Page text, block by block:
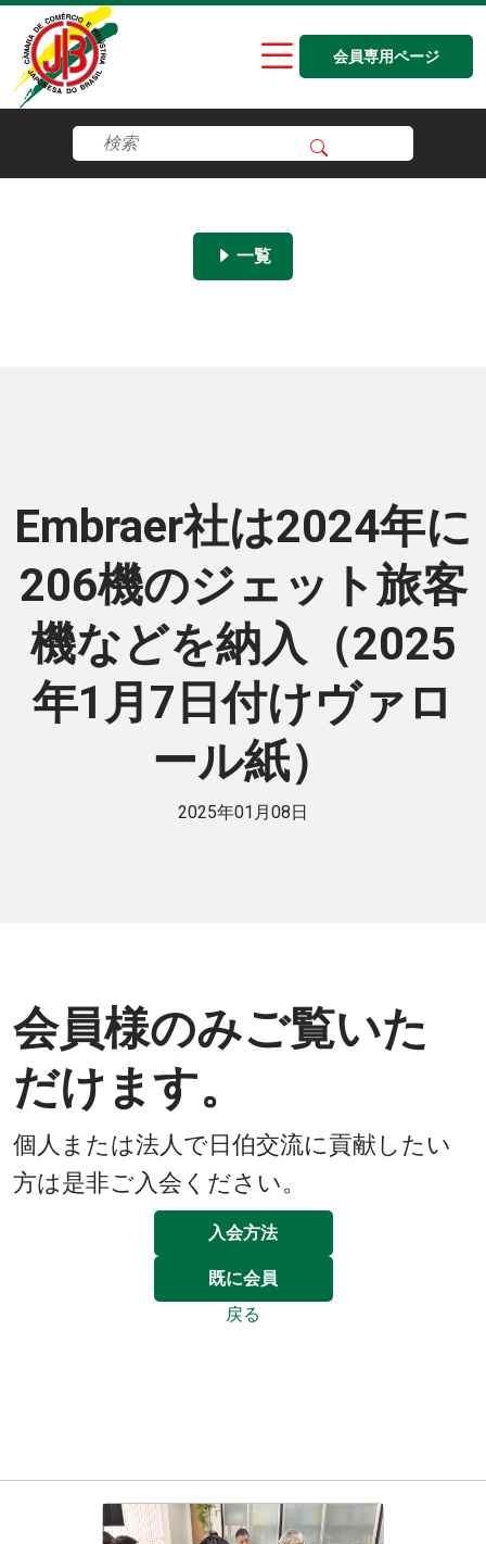
会員専用ページ
一覧
Embraer社は2024年に
206機のジェット旅客
機などを納入（2025
年1月7日付けヴァロ
ール紙）
2025年01月08日
会員様のみご覧いた
だけます。
個人または法人で日伯交流に貢献したい
方は是非ご入会ください。
入会方法
既に会員
戻る